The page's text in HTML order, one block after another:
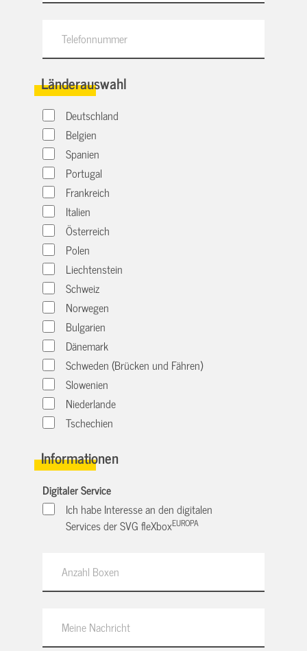
Länderauswahl
Deutschland
Belgien
Spanien
Portugal
Frankreich
Italien
Österreich
Polen
Liechtenstein
Schweiz
Norwegen
Bulgarien
Dänemark
Schweden (Brücken und Fähren)
Slowenien
Niederlande
Tschechien
Informationen
Digitaler Service
Ich habe Interesse an den digitalen
Services der SVG fleXboxEUROPA